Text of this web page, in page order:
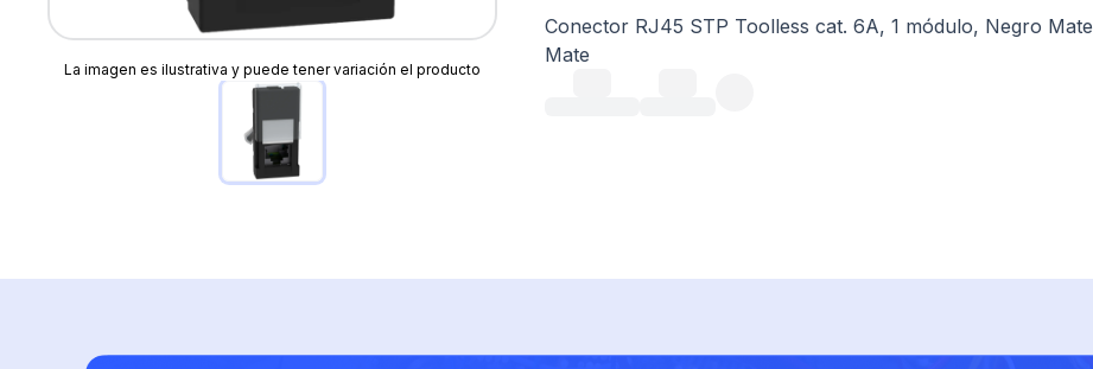
La imagen es ilustrativa y puede tener variación el producto
Conector RJ45 STP Toolless cat. 6A, 1 módulo, Negro Mate
Mate